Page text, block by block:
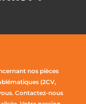
nos pièces
(2CV,
Contactez-nous